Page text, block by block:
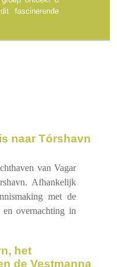
fascinerende
van Vagar
Afhankelijk
met de
overnachting in
de Vestmanna